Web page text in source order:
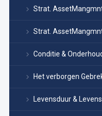
Strat.
Strat.
Conditie &
Het verborgen
Levensduur &